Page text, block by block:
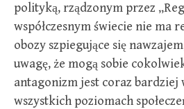
polityką, rządzonym przez
współczesnym świecie nie ma
obozy szpiegujące się
uwagę, że mogą sobie
antagonizm jest coraz bardziej
wszystkich poziomach